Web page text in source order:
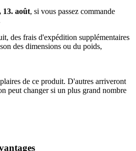
août, si vous passez commande
des frais d'expédition supplémentaires
des dimensions ou du poids,
de ce produit. D'autres arriveront
peut changer si un plus grand nombre